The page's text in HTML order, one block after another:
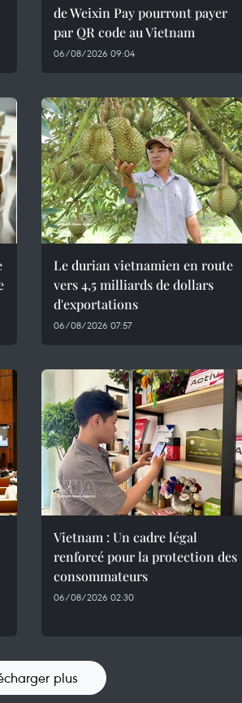
de Weixin Pay pourront payer
par QR code au Vietnam
06/08/2026 09:04
Le durian vietnamien en route
vers 4,5 milliards de dollars
d'exportations
06/08/2026 07:57
Vietnam : Un cadre légal
renforcé pour la protection des
consommateurs
06/08/2026 02:30
plus